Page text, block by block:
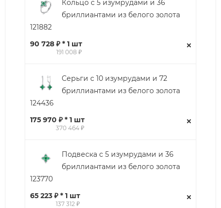
Кольцо с 5 изумрудами и 36
бриллиантами из белого золота
121882
90 728 ₽ * 1 шт
191 008 ₽
Серьги с 10 изумрудами и 72
бриллиантами из белого золота
124436
175 970 ₽ * 1 шт
370 464 ₽
Подвеска с 5 изумрудами и 36
бриллиантами из белого золота
123770
65 223 ₽ * 1 шт
137 312 ₽